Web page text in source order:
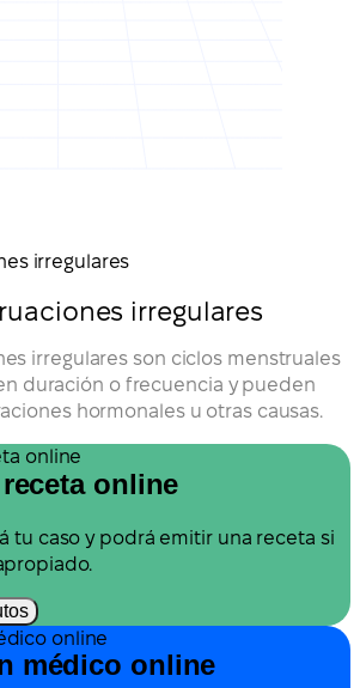
irregulares
irregulares
irregulares son ciclos menstruales
duración o frecuencia y pueden
hormonales u otras causas.
online
tu caso y podrá emitir una receta si
médico online